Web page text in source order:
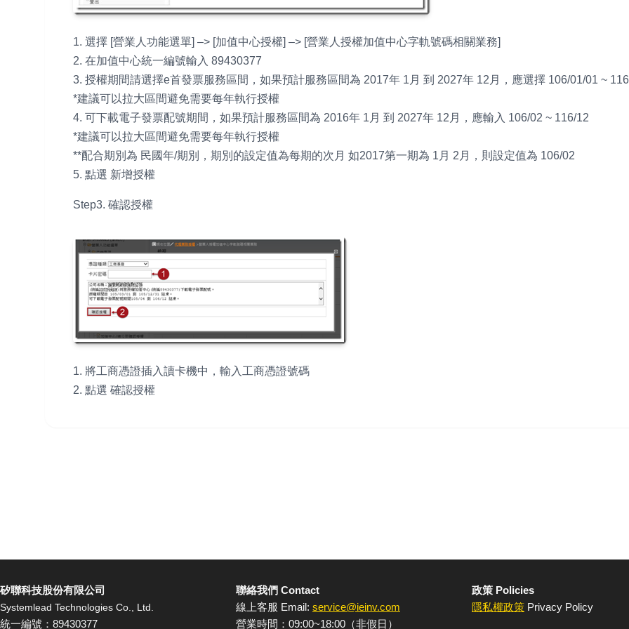
1. 選擇 [營業人功能選單] –> [加值中心授權] –> [營業人授權加值中心字軌號碼相關業務]
2. 在加值中心統一編號輸入 89430377
3. 授權期間請選擇e首發票服務區間，如果預計服務區間為 2017年 1月 到 2027年 12月，應選擇 106/01/01 ~
*建議可以拉大區間避免需要每年執行授權
4. 可下載電子發票配號期間，如果預計服務區間為 2016年 1月 到 2027年 12月，應輸入 106/02 ~ 116/12
*建議可以拉大區間避免需要每年執行授權
**配合期別為 民國年/期別，期別的設定值為每期的次月 如2017第一期為 1月 2月，則設定值為 106/02
5. 點選 新增授權
Step3. 確認授權
1. 將工商憑證插入讀卡機中，輸入工商憑證號碼
2. 點選 確認授權
矽聯科技股份有限公司
Systemlead Technologies Co., Ltd.
統一編號：89430377
聯絡我們 Contact
線上客服 Email: service@ieinv.com
營業時間：09:00~18:00（非假日）
政策 Policies
隱私權政策 Privacy Policy